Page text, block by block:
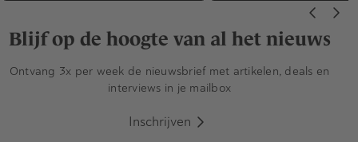
Blijf op de hoogte van al het nieuws
Ontvang 3x per week de nieuwsbrief met artikelen, deals en
interviews in je mailbox
Inschrijven